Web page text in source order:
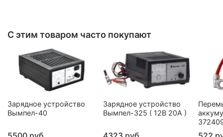
С этим товаром часто покупают
Зарядное устройство
Вымпел-40
Зарядное устройство
Вымпел-325 ( 12В 20А )